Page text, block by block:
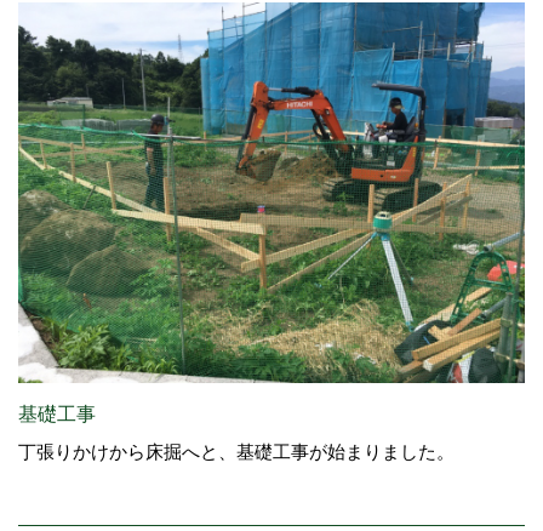
基礎工事
丁張りかけから床掘へと、基礎工事が始まりました。